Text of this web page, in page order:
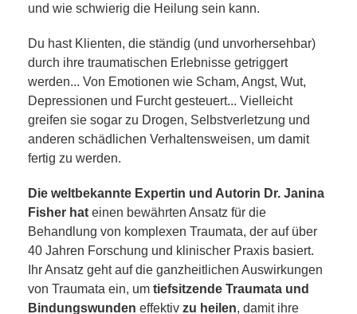
und wie schwierig die Heilung sein kann.
Du hast Klienten, die ständig (und unvorhersehbar)
durch ihre traumatischen Erlebnisse getriggert
werden... Von Emotionen wie Scham, Angst, Wut,
Depressionen und Furcht gesteuert... Vielleicht
greifen sie sogar zu Drogen, Selbstverletzung und
anderen schädlichen Verhaltensweisen, um damit
fertig zu werden.
Die weltbekannte Expertin und Autorin Dr. Janina
Fisher hat einen bewährten Ansatz für die
Behandlung von komplexen Traumata, der auf über
40 Jahren Forschung und klinischer Praxis basiert.
Ihr Ansatz geht auf die ganzheitlichen Auswirkungen
von Traumata ein, um tiefsitzende Traumata und
Bindungswunden effektiv zu heilen, damit ihre